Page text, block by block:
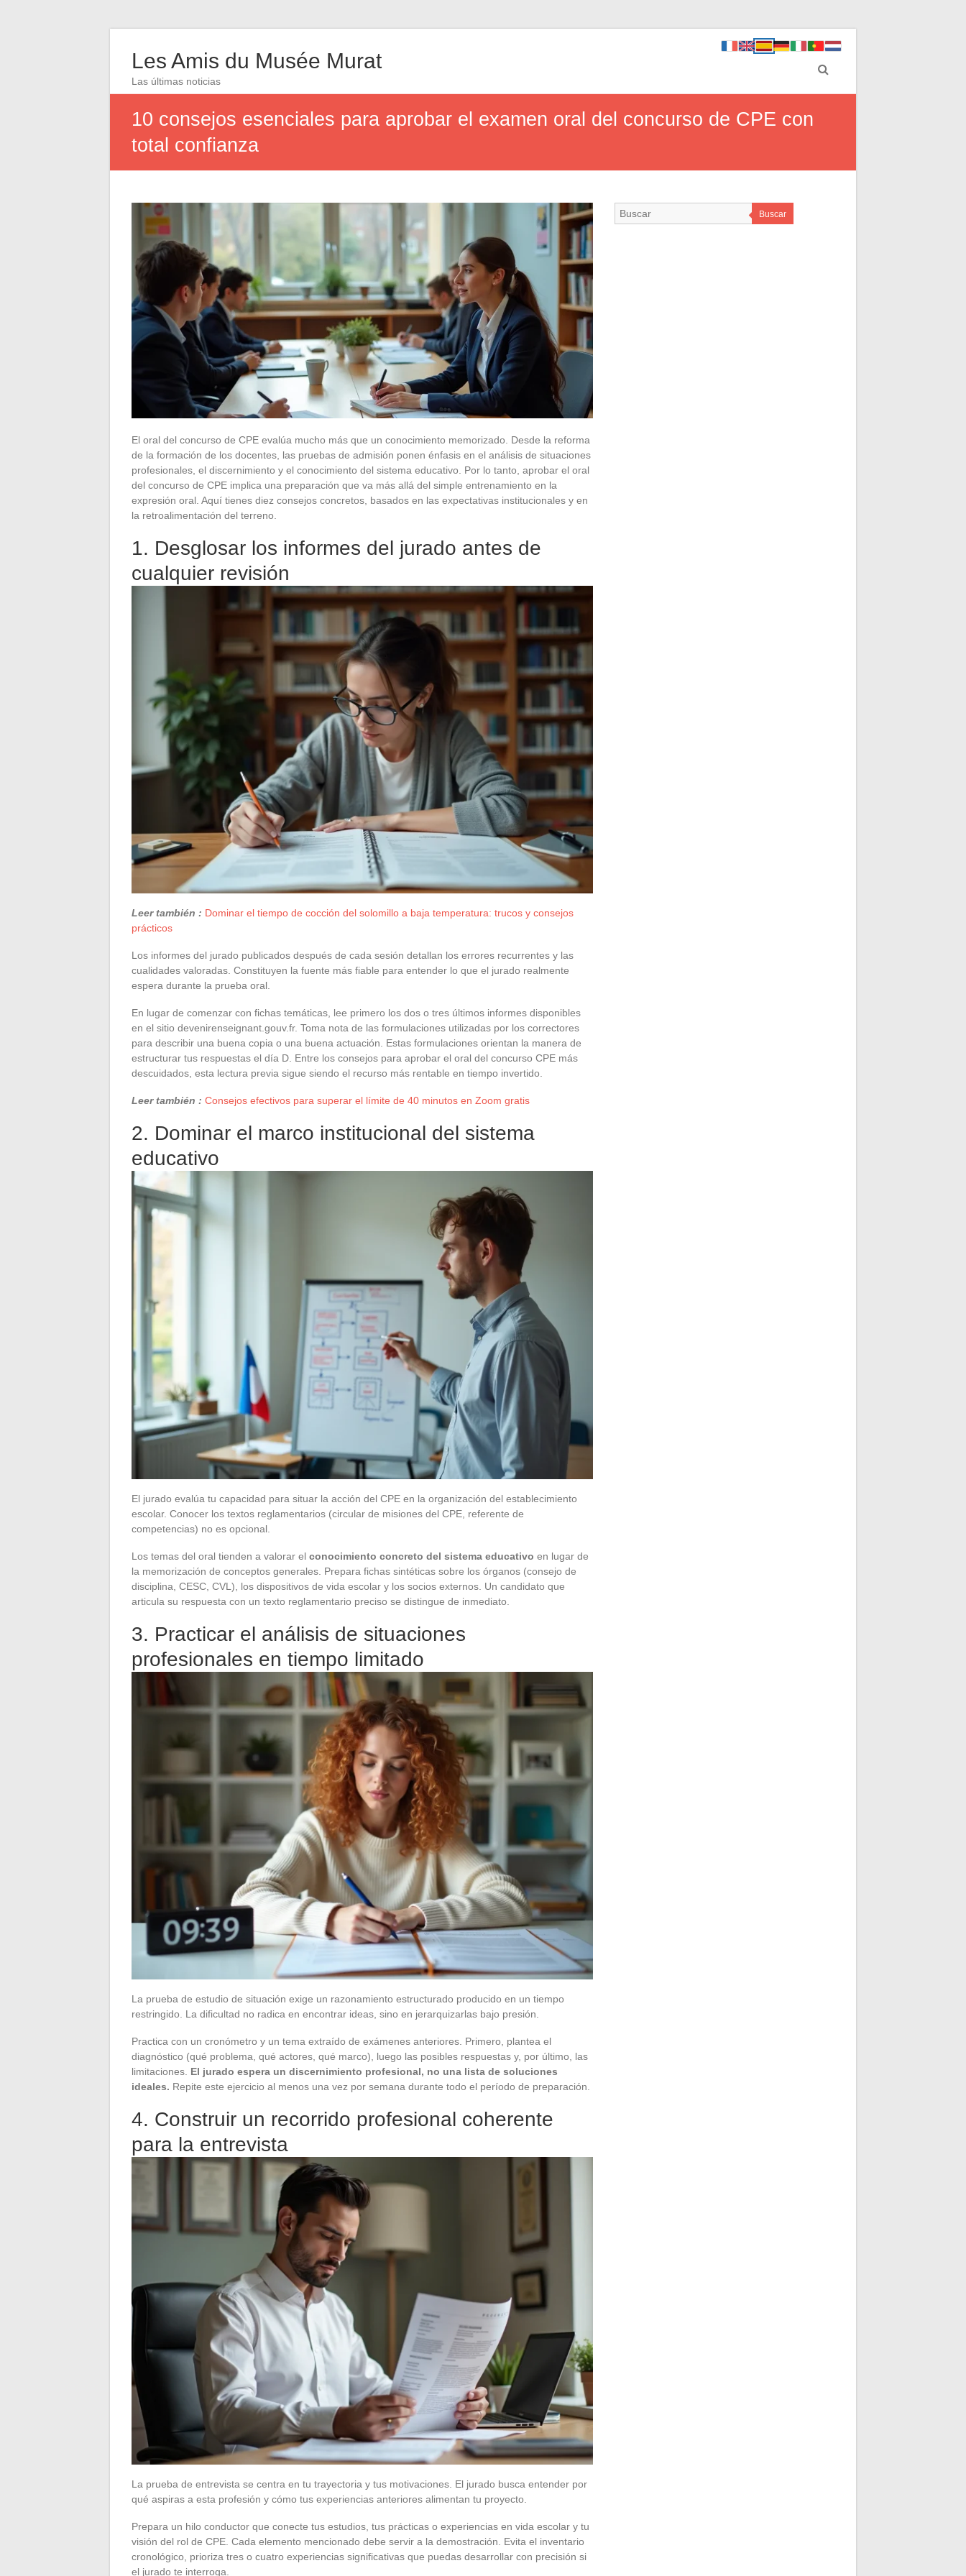
Les Amis du Musée Murat
Las últimas noticias
10 consejos esenciales para aprobar el examen oral del concurso de CPE con
total confianza
El oral del concurso de CPE evalúa mucho más que un conocimiento memorizado. Desde la reforma
de la formación de los docentes, las pruebas de admisión ponen énfasis en el análisis de situaciones
profesionales, el discernimiento y el conocimiento del sistema educativo. Por lo tanto, aprobar el oral
del concurso de CPE implica una preparación que va más allá del simple entrenamiento en la
expresión oral. Aquí tienes diez consejos concretos, basados en las expectativas institucionales y en
la retroalimentación del terreno.
1. Desglosar los informes del jurado antes de
cualquier revisión
Leer también : Dominar el tiempo de cocción del solomillo a baja temperatura: trucos y consejos
prácticos
Los informes del jurado publicados después de cada sesión detallan los errores recurrentes y las
cualidades valoradas. Constituyen la fuente más fiable para entender lo que el jurado realmente
espera durante la prueba oral.
En lugar de comenzar con fichas temáticas, lee primero los dos o tres últimos informes disponibles
en el sitio devenirenseignant.gouv.fr. Toma nota de las formulaciones utilizadas por los correctores
para describir una buena copia o una buena actuación. Estas formulaciones orientan la manera de
estructurar tus respuestas el día D. Entre los consejos para aprobar el oral del concurso CPE más
descuidados, esta lectura previa sigue siendo el recurso más rentable en tiempo invertido.
Leer también : Consejos efectivos para superar el límite de 40 minutos en Zoom gratis
2. Dominar el marco institucional del sistema
educativo
El jurado evalúa tu capacidad para situar la acción del CPE en la organización del establecimiento
escolar. Conocer los textos reglamentarios (circular de misiones del CPE, referente de
competencias) no es opcional.
Los temas del oral tienden a valorar el conocimiento concreto del sistema educativo en lugar de
la memorización de conceptos generales. Prepara fichas sintéticas sobre los órganos (consejo de
disciplina, CESC, CVL), los dispositivos de vida escolar y los socios externos. Un candidato que
articula su respuesta con un texto reglamentario preciso se distingue de inmediato.
3. Practicar el análisis de situaciones
profesionales en tiempo limitado
La prueba de estudio de situación exige un razonamiento estructurado producido en un tiempo
restringido. La dificultad no radica en encontrar ideas, sino en jerarquizarlas bajo presión.
Practica con un cronómetro y un tema extraído de exámenes anteriores. Primero, plantea el
diagnóstico (qué problema, qué actores, qué marco), luego las posibles respuestas y, por último, las
limitaciones. El jurado espera un discernimiento profesional, no una lista de soluciones
ideales. Repite este ejercicio al menos una vez por semana durante todo el período de preparación.
4. Construir un recorrido profesional coherente
para la entrevista
La prueba de entrevista se centra en tu trayectoria y tus motivaciones. El jurado busca entender por
qué aspiras a esta profesión y cómo tus experiencias anteriores alimentan tu proyecto.
Prepara un hilo conductor que conecte tus estudios, tus prácticas o experiencias en vida escolar y tu
visión del rol de CPE. Cada elemento mencionado debe servir a la demostración. Evita el inventario
cronológico, prioriza tres o cuatro experiencias significativas que puedas desarrollar con precisión si
el jurado te interroga.
Buscar